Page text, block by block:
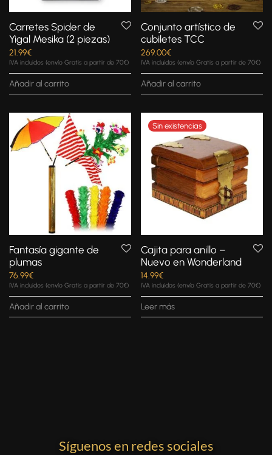
Carretes Spider de
Yigal Mesika (2 piezas)
21.99€
IVA incluidos (envío Gratis a partir de 70€)
Añadir al carrito
Conjunto artístico de
cubiletes TCC
269.00€
IVA incluidos (envío Gratis a partir de 70€)
Añadir al carrito
Fantasía gigante de
plumas
76.99€
IVA incluidos (envío Gratis a partir de 70€)
Añadir al carrito
Cajita para anillo –
Nuevo en Wonderland
14.99€
IVA incluidos (envío Gratis a partir de 70€)
Leer más
Síguenos en redes sociales